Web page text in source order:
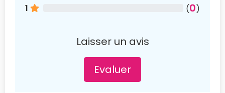
1
(0)
Laisser un avis
Evaluer